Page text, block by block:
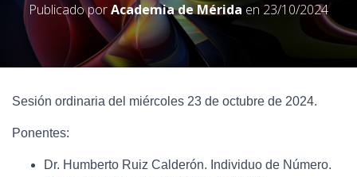
Publicado porAcademia de Mérida en 23/10/2024
Sesión ordinaria del miércoles 23 de octubre de 2024.
Ponentes:
Dr. Humberto Ruiz Calderón. Individuo de Número.